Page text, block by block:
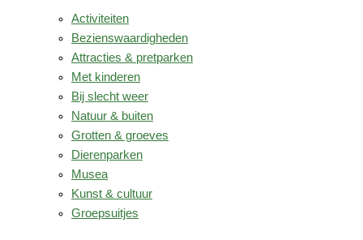
Activiteiten
Bezienswaardigheden
Attracties & pretparken
Met kinderen
Bij slecht weer
Natuur & buiten
Grotten & groeves
Dierenparken
Musea
Kunst & cultuur
Groepsuitjes